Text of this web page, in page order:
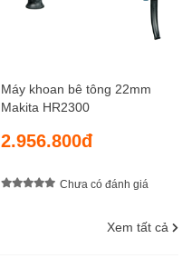
Máy khoan bê tông 22mm
Makita HR2300
2.956.800đ
Chưa có đánh giá
Xem tất cả